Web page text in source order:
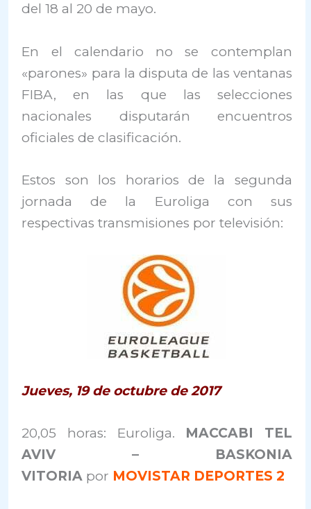
del 18 al 20 de mayo.
En el calendario no se contemplan
«parones» para la disputa de las ventanas
FIBA, en las que las selecciones
nacionales disputarán encuentros
oficiales de clasificación.
Estos son los horarios de la segunda
jornada de la Euroliga con sus
respectivas transmisiones por televisión:
Jueves, 19 de octubre de 2017
20,05 horas: Euroliga. MACCABI TEL
AVIV – BASKONIA
VITORIA por MOVISTAR DEPORTES 2